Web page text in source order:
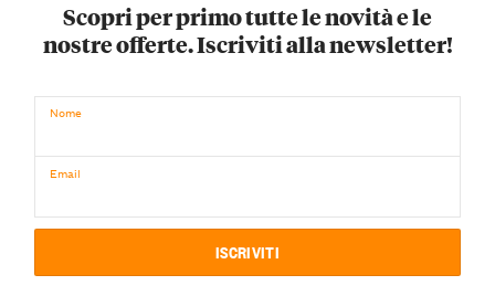
Scopri per primo tutte le novità e le
nostre offerte. Iscriviti alla newsletter!
Nome
Email